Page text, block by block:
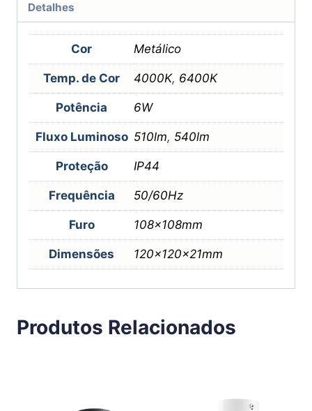
Detalhes
Cor Metálico
Temp. de Cor 4000K, 6400K
Potência 6W
Fluxo Luminoso 510lm, 540lm
Proteção IP44
Frequência 50/60Hz
Furo 108x108mm
Dimensões 120x120x21mm
Produtos Relacionados